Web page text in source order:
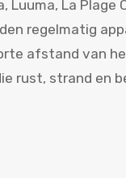
Luuma, La Plage
regelmatig
afstand van
rust, strand en